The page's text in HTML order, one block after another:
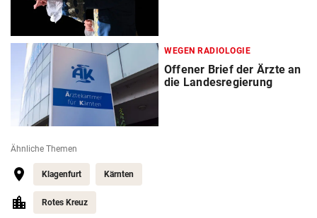
WEGEN RADIOLOGIE
Offener Brief der Ärzte an
die Landesregierung
Ähnliche Themen
Klagenfurt Kärnten
Rotes Kreuz